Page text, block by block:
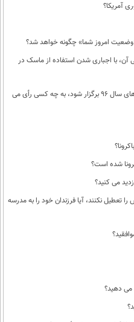
آمریکا؟
امروز شما» چگونه خواهد شد؟
آن، با اجباری شدن استفاده از ماسک در
اگر امروز انتخابات ریاست جمهوری با کاندیداهای سال 96 برگزار شود، به چه کسی رأی می
شده است؟
می کنید؟
تعطیل نکنند، آیا فرزندان خود را به مدرسه
می دهید؟